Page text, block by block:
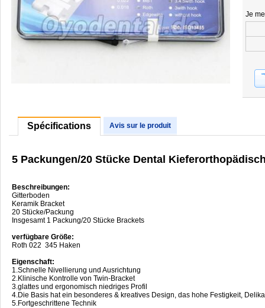
Je
Spécifications Avis sur le produit
5 Packungen/20 Stücke Dental
Beschreibungen:
Gitterboden
Keramik Bracket
20 Stücke/Packung
Insgesamt 1 Packung/20 Stücke Brackets
verfügbare Größe:
Roth 022 345 Haken
Eigenschaft:
1.Schnelle Nivellierung und Ausrichtung
2.Klinische Kontrolle von Twin-Bracket
3.glattes und ergonomisch niedriges Profil
4.Die Basis hat ein besonderes & kreatives Design, das hohe Festigkeit,
5.Fortgeschrittene Technik